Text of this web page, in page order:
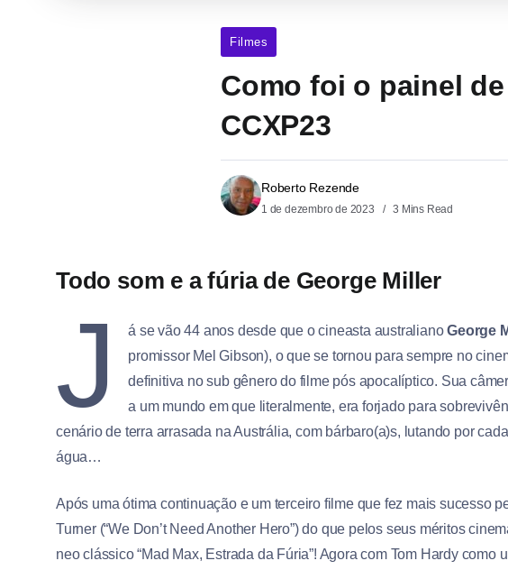
Filmes
Como foi o painel
CCXP23
Roberto Rezende
1 de dezembro de 2023 3 Mins Read
Todo som e a fúria de George Miller
J á se vão 44 anos desde que o cineasta australianoGeorge
promissor Mel Gibson), o que se tornou para sempre no
definitiva no sub gênero do filme pós apocalíptico. Sua
a um mundo em que literalmente, era forjado para
cenário de terra arrasada na Austrália, com bárbaro(a)s, lutando por
água…
Após uma ótima continuação e um terceiro filme que fez mais sucesso
Turner (“We Don’t Need Another Hero”) do que pelos seus méritos
neo clássico “Mad Max, Estrada da Fúria”! Agora com Tom Hardy